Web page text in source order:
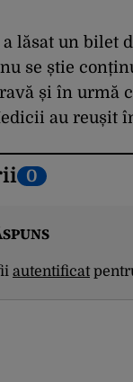
lăsat un bilet
se știe
și în urmă
au reușit
0
autentificat